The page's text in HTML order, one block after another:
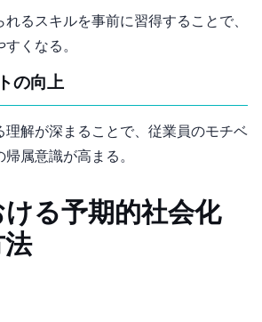
るスキルを事前に習得することで、
くなる。
の向上
理解が深まることで、従業員のモチベ
属意識が高まる。
る予期的社会化